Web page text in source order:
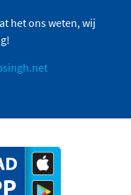
het ons weten, wij